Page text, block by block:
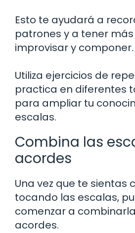
Esto te ayudará a
patrones y a tener
improvisar y componer.
Utiliza ejercicios de
practica en diferentes
para ampliar tu
escalas.
Combina las
acordes
Una vez que te sientas
tocando las escalas,
comenzar a
acordes.